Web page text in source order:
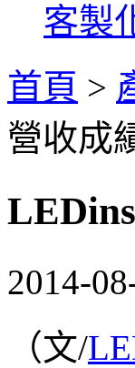
客製
首頁 >
營收成
2014-
（文/